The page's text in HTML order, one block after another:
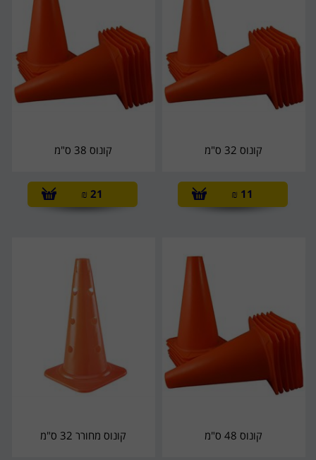
קונוס 32 ס"מ
11
₪
קונוס 38 ס"מ
21
₪
קונוס 48 ס"מ קונוס מחורר 32 ס"מ